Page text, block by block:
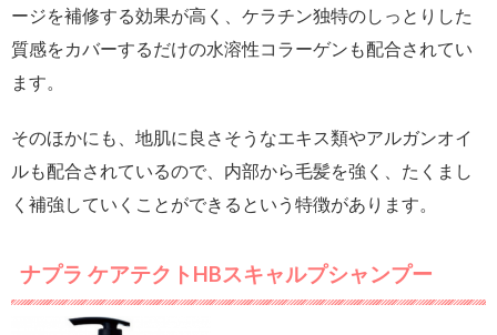
ージを補修する効果が高く、ケラチン独特のしっとりした
質感をカバーするだけの水溶性コラーゲンも配合されてい
ます。
そのほかにも、地肌に良さそうなエキス類やアルガンオイ
ルも配合されているので、内部から毛髪を強く、たくまし
く補強していくことができるという特徴があります。
ナプラ ケアテクトHBスキャルプシャンプー